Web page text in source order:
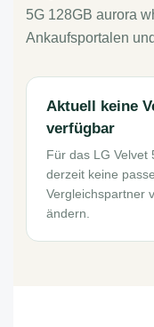
5G 128GB aurora
Ankaufsportalen
Aktuell keine
verfügbar
Für das LG Velvet
derzeit keine
Vergleichspartner
ändern.